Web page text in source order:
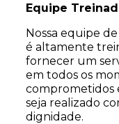
Equipe
Nossa equipe
é altamente
fornecer um
em todos os
comprometidos
seja realizado
dignidade.